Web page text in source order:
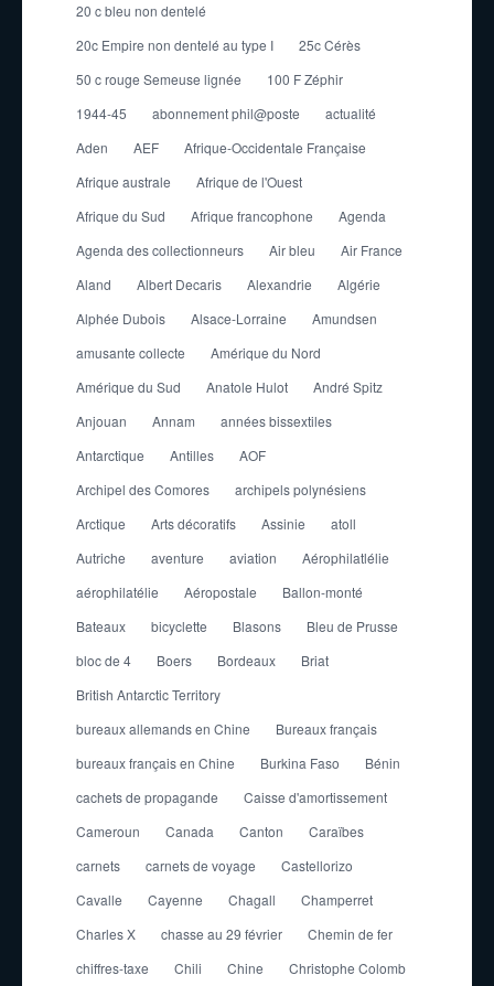
20 c bleu non dentelé
20c Empire non dentelé au type I
25c Cérès
50 c rouge Semeuse lignée
100 F Zéphir
1944-45
abonnement phil@poste
actualité
Aden
AEF
Afrique-Occidentale Française
Afrique australe
Afrique de l'Ouest
Afrique du Sud
Afrique francophone
Agenda
Agenda des collectionneurs
Air bleu
Air France
Aland
Albert Decaris Alexandrie
Algérie
Alphée Dubois
Alsace-Lorraine
Amundsen
amusante collecte
Amérique du Nord
Amérique du Sud
Anatole Hulot
André Spitz
Anjouan
Annam
années bissextiles
Antarctique
Antilles
AOF
Archipel des Comores
archipels polynésiens
Arctique
Arts décoratifs Assinie
atoll
Autriche
aventure aviation
Aérophilatlélie
aérophilatélie
Aéropostale
Ballon-monté
Bateaux
bicyclette Blasons
Bleu de Prusse
bloc de 4
Boers Bordeaux
Briat
British Antarctic Territory
bureaux allemands en Chine
Bureaux français
bureaux français en Chine
Burkina Faso
Bénin
cachets de propagande
Caisse d'amortissement
Cameroun
Canada Canton
Caraïbes
carnets
carnets de voyage
Castellorizo
Cavalle
Cayenne Chagall
Champerret
Charles X
chasse au 29 février
Chemin de fer
chiffres-taxe
Chili Chine
Christophe Colomb